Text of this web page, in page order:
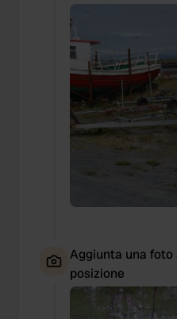
Aggiunta una foto
posizione